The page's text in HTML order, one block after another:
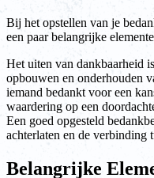
Bij het opstellen van je
een paar belangrijke
Het uiten van dankbaarheid
opbouwen en onderhouden
iemand bedankt voor een
waardering op een
Een goed opgesteld
achterlaten en de verbinding
Belangrijke